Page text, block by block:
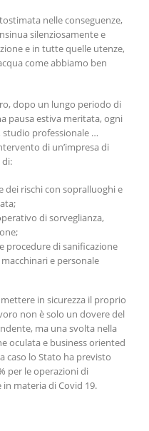
nelle conseguenze,
silenziosamente e
e in tutte quelle utenze,
come abbiamo ben
dopo un lungo periodo di
pausa estiva meritata, ogni
professionale …
di un’impresa di
di:
dei rischi con sopralluoghi e
di sorveglianza,
procedure di sanificazione
e personale
in sicurezza il proprio
non è solo un dovere del
ma una svolta nella
oculata e business oriented
caso lo Stato ha previsto
per le operazioni di
materia di Covid 19.